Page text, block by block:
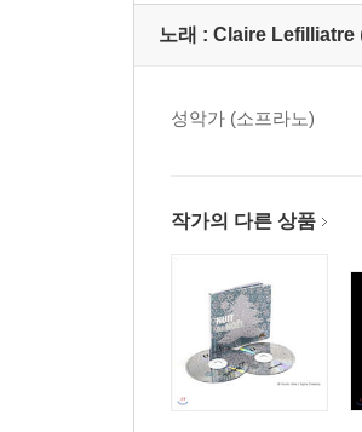
노래 : Claire Lefilliatre
성악가 (소프라노)
작가의 다른 상품